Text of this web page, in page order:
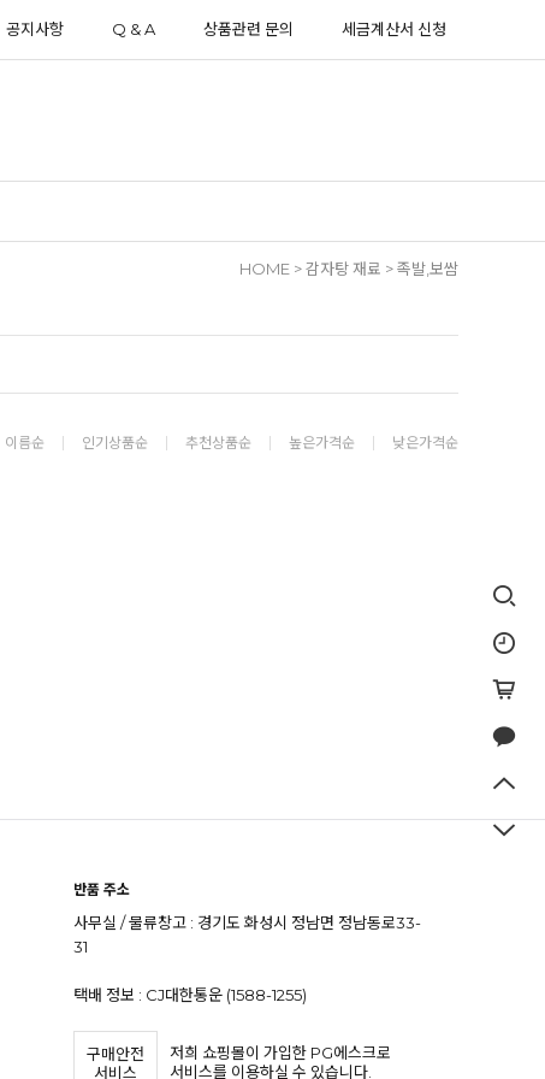
공지사항 Q & A 상품관련 문의 세금계산서 신청
HOME >감자탕 재료 >족발,보쌈
이름순 인기상품순 추천상품순 높은가격순 낮은가격순
반품 주소
사무실 / 물류창고 : 경기도 화성시 정남면 정남동로33-
31
택배 정보 : CJ대한통운 (1588-1255)
구매안전
서비스
저희 쇼핑몰이 가입한 PG에스크로
서비스를 이용하실 수 있습니다.